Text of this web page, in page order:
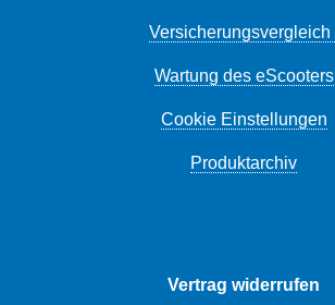
Versicherungsvergleich
Wartung des eScooters
Cookie Einstellungen
Produktarchiv
Vertrag widerrufen